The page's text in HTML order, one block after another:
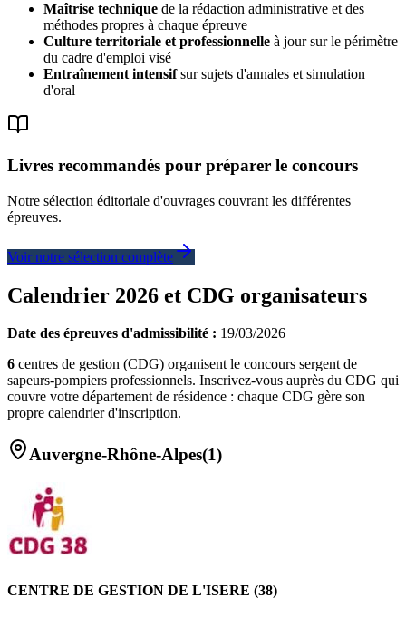
Maîtrise technique de la rédaction administrative et des
méthodes propres à chaque épreuve
Culture territoriale et professionnelle à jour sur le périmètre
du cadre d'emploi visé
Entraînement intensifsur sujets d'annales et simulation
d'oral
Livres recommandés pour préparer le concours
Notre sélection éditoriale d'ouvrages couvrant les différentes
épreuves.
Voir notre sélection complète
Calendrier 2026 et CDG organisateurs
Date des épreuves d'admissibilité : 19/03/2026
6 centres de gestion (CDG) organisent le concours sergent de
sapeurs-pompiers professionnels. Inscrivez-vous auprès du CDG qui
couvre votre département de résidence : chaque CDG gère son
propre calendrier d'inscription.
Auvergne-Rhône-Alpes(1)
CENTRE DE GESTION DE L'ISERE (38)